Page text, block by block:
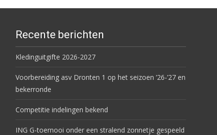
Recente berichten
Kledinguitgifte 2026-2027
Voorbereiding asv Dronten 1 op het seizoen ’26-’27 en
bekerronde
Competitie indelingen bekend
ING G-toernooi onder een stralend zonnetje gespeeld